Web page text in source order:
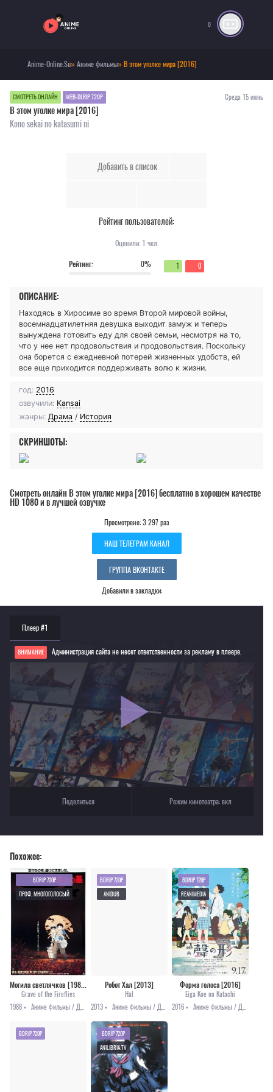
0
Anime-Online.Su»Аниме фильмы» В этом уголке мира [2016]
СМОТРЕТЬ ОНЛАЙН WEB-DLRIP 720P Среда 15 июнь
В этом уголке мира [2016]
Kono sekai no katasumi ni
Добавить в список
Рейтинг пользователей:
Оценили: 1 чел.
Рейтинг:
0% 1 0
ОПИСАНИЕ:
Находясь в Хиросиме во время Второй мировой войны,
восемнадцатилетняя девушка выходит замуж и теперь
вынуждена готовить еду для своей семьи, несмотря на то,
что у нее нет продовольствия и продовольствия. Поскольку
она борется с ежедневной потерей жизненных удобств, ей
все еще приходится поддерживать волю к жизни.
год: 2016
озвучили: Kansai
жанры: Драма / История
СКРИНШОТЫ:
Смотреть онлайн В этом уголке мира [2016] бесплатно в хорошем качестве
HD 1080 и в лучшей озвучке
Просмотрено: 3 297 раз
НАШ ТЕЛЕГРАМ КАНАЛ
ГРУППА ВКОНТАКТЕ
Добавили в закладки:
Плеер #1
ВНИМАНИЕ Администрация сайта не несет ответственности за рекламу в плеере.
Если видео не работает, обновите страницу или выберите другой плеер!
Для просмотра некоторых аниме необходимо установить VPN
Текущее воспроизведение：В этом уголке мира [2016]
Поделиться Режим кинотеатра:вкл
Похожее:
Grave of the Fireflies
1988 •
BDRIP 720P
ПРОФ. МНОГОГОЛОСЫЙ
Робот Хал [2013]
Hal
2013 •
BDRIP 720P
ANIDUB
Форма голоса [2016]
Eiga Koe no Katachi
2016 •
BDRIP 720P
REANIMEDIA
BDRIP 720P
BDRIP 720P
ANILIBRIA.TV